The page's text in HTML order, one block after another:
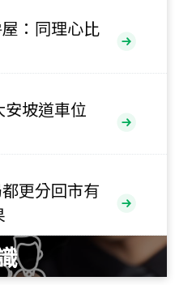
5,800萬
總價
總價
：同理心比
坡道車位
更分回市有